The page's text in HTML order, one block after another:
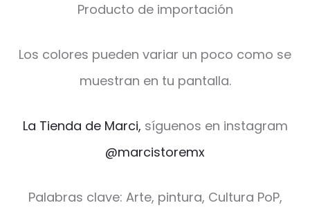
Producto de importación
Los colores pueden variar un poco como se
muestran en tu pantalla.
La Tienda de Marci, síguenos en instagram
@marcistoremx
Palabras clave: Arte, pintura, Cultura PoP,